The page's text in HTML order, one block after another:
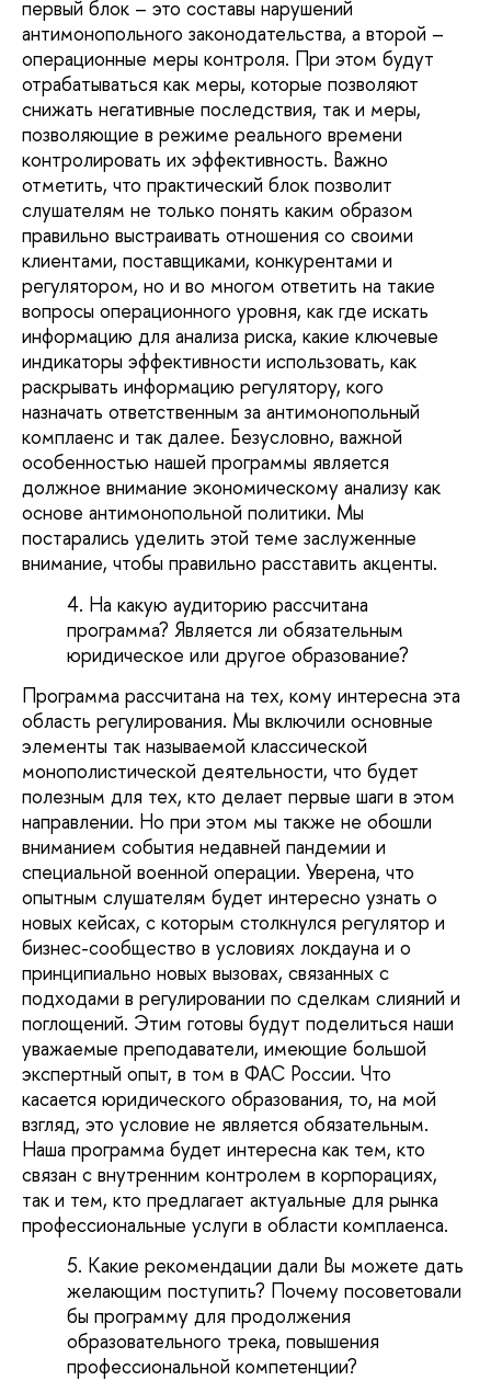
первый блок – это составы нарушений
антимонопольного законодательства, а второй –
операционные меры контроля. При этом будут
отрабатываться как меры, которые позволяют
снижать негативные последствия, так и меры,
позволяющие в режиме реального времени
контролировать их эффективность. Важно
отметить, что практический блок позволит
слушателям не только понять каким образом
правильно выстраивать отношения со своими
клиентами, поставщиками, конкурентами и
регулятором, но и во многом ответить на такие
вопросы операционного уровня, как где искать
информацию для анализа риска, какие ключевые
индикаторы эффективности использовать, как
раскрывать информацию регулятору, кого
назначать ответственным за антимонопольный
комплаенс и так далее. Безусловно, важной
особенностью нашей программы является
должное внимание экономическому анализу как
основе антимонопольной политики. Мы
постарались уделить этой теме заслуженные
внимание, чтобы правильно расставить акценты.
На какую аудиторию рассчитана
программа? Является ли обязательным
юридическое или другое образование?
Программа рассчитана на тех, кому интересна эта
область регулирования. Мы включили основные
элементы так называемой классической
монополистической деятельности, что будет
полезным для тех, кто делает первые шаги в этом
направлении. Но при этом мы также не обошли
вниманием события недавней пандемии и
специальной военной операции. Уверена, что
опытным слушателям будет интересно узнать о
новых кейсах, с которым столкнулся регулятор и
бизнес-сообщество в условиях локдауна и о
принципиально новых вызовах, связанных с
подходами в регулировании по сделкам слияний и
поглощений. Этим готовы будут поделиться наши
уважаемые преподаватели, имеющие большой
экспертный опыт, в том в ФАС России. Что
касается юридического образования, то, на мой
взгляд, это условие не является обязательным.
Наша программа будет интересна как тем, кто
связан с внутренним контролем в корпорациях,
так и тем, кто предлагает актуальные для рынка
профессиональные услуги в области комплаенса.
Какие рекомендации дали Вы можете дать
желающим поступить? Почему посоветовали
бы программу для продолжения
образовательного трека, повышения
профессиональной компетенции?